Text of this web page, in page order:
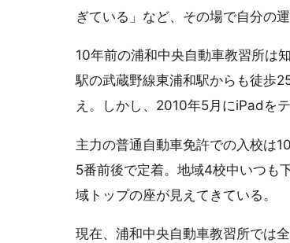
ぎている」など、その場で自分の
10年前の浦和中央自動車教習所は
駅の武蔵野線東浦和駅からも徒歩
え。しかし、2010年5月にiPadを
主力の普通自動車免許での入校は
5番前後で定着。地域4校中いつも
域トップの座が見えてきている。
現在、浦和中央自動車教習所では